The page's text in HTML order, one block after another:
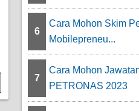
6
Cara Mohon Skim
Mobilepreneu...
7
Cara Mohon
PETRONAS 2023